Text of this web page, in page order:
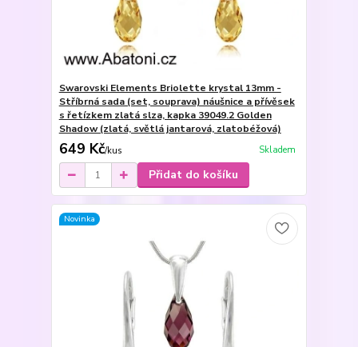
Swarovski Elements Briolette krystal 13mm -
Stříbrná sada (set, souprava) náušnice a přívěsek
s řetízkem zlatá slza, kapka 39049.2 Golden
Shadow (zlatá, světlá jantarová, zlatobéžová)
649 Kč/kus Skladem
Přidat do košíku
Novinka